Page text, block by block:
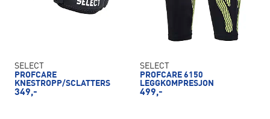
SELECT
PROFCARE
KNESTROPP/SCLATTERS
349,-
SELECT
PROFCARE 6150
LEGGKOMPRESJON
499,-